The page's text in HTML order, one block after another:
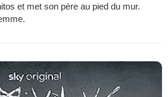
et met son père au pied du mur.